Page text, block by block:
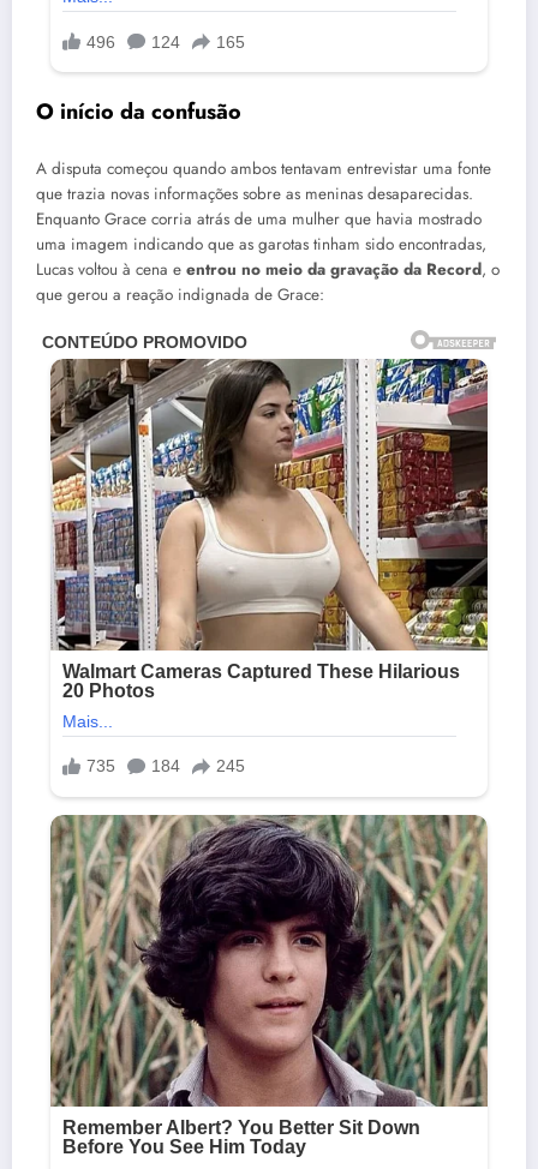
O início da confusão
A disputa começou quando ambos tentavam entrevistar uma fonte
que trazia novas informações sobre as meninas desaparecidas.
Enquanto Grace corria atrás de uma mulher que havia mostrado
uma imagem indicando que as garotas tinham sido encontradas,
Lucas voltou à cena e entrou no meio da gravação da Record, o
que gerou a reação indignada de Grace: